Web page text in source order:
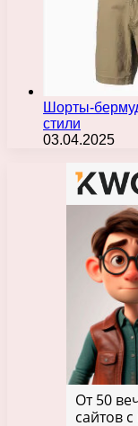
Шорты-
стили
03.04.2025